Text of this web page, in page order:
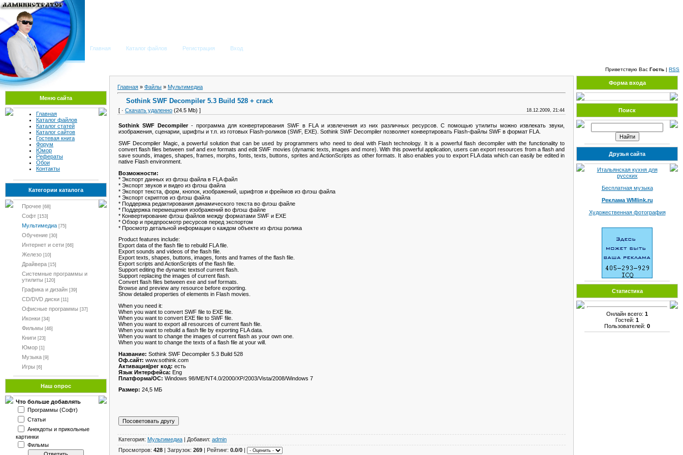
Главная Каталог файлов Регистрация Вход
Приветствую Вас Гость | RSS
Меню сайта
Главная
Каталог файлов
Каталог статей
Каталог сайтов
Гостевая книга
Форум
Юмор
Рефераты
Обои
Контакты
Категории каталога
Прочее [68]
Софт [153]
Мультимедиа [75]
Обучение [30]
Интернет и сети [66]
Железо [10]
Драйвера [15]
Системные программы и
утилиты [120]
Графика и дизайн [39]
CD/DVD диски [11]
Офисные программы [37]
Иконки [34]
Фильмы [46]
Книги [23]
Юмор [1]
Музыка [9]
Игры [6]
Наш опрос
Что больше добавлять
Программы (Софт)
Статьи
Анекдоты и прикольные
картинки
Фильмы
Главная » Файлы » Мультимедиа
Sothink SWF Decompiler 5.3 Build 528 + crack
[ · Скачать удаленно (24.5 Mb) ] 18.12.2009, 21:44
Sothink SWF Decompiler - программа для конвертирования SWF в FLA и извлечения из них различных ресурсов. С помощью утилиты можно извлекать звуки,
изображения, сценарии, шрифты и т.п. из готовых Flash-роликов (SWF, EXE). Sothink SWF Decompiler позволяет конвертировать Flash-файлы SWF в формат FLA.
SWF Decompiler Magic, a powerful solution that can be used by programmers who need to deal with Flash technology. It is a powerful flash decompiler with the functionality to
convert flash files between swf and exe formats and edit SWF movies (dynamic texts, images and more). With this powerful application, users can export resources from a flash and
save sounds, images, shapes, frames, morphs, fonts, texts, buttons, sprites and ActionScripts as other formats. It also enables you to export FLA data which can easily be edited in
native Flash environment.
Возможности:
* Экспорт данных из флэш файла в FLA файл
* Экспорт звуков и видео из флэш файла
* Экспорт текста, форм, кнопок, изображений, шрифтов и фреймов из флэш файла
* Экспорт скриптов из флэш файла
* Поддержка редактирования динамического текста во флэш файле
* Поддержка перемещения изображений во флэш файле
* Конвертирование флэш файлов между форматами SWF и EXE
* Обзор и предпросмотр ресурсов перед экспортом
* Просмотр детальной информации о каждом объекте из флэш ролика
Product features include:
Export data of the flash file to rebuild FLA file.
Export sounds and videos of the flash file.
Export texts, shapes, buttons, images, fonts and frames of the flash file.
Export scripts and ActionScripts of the flash file.
Support editing the dynamic textsof current flash.
Support replacing the images of current flash.
Convert flash files between exe and swf formats.
Browse and preview any resource before exporting.
Show detailed properties of elements in Flash movies.
When you need it:
When you want to convert SWF file to EXE file.
When you want to convert EXE file to SWF file.
When you want to export all resources of current flash file.
When you want to rebuild a flash file by exporting FLA data.
When you want to change the images of current flash as your own one.
When you want to change the texts of a flash file at your will.
Название: Sothink SWF Decompiler 5.3 Build 528
Оф.сайт: www.sothink.com
Активация|рег код: есть
Язык Интерфейса: Eng
Платформа/ОС: Windows 98/ME/NT4.0/2000/XP/2003/Vista/2008/Windows 7
Размер: 24,5 МБ
Категория: Мультимедиа | Добавил: admin
Просмотров: 428 | Загрузок: 269 | Рейтинг: 0.0/0 |
Форма входа
Поиск
Друзья сайта
Итальянская кухня для
русских
Бесплатная музыка
Реклама WMlink.ru
Художественная фотография
Статистика
Онлайн всего: 1
Гостей: 1
Пользователей: 0